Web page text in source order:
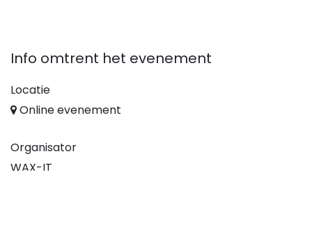
Info omtrent het evenement
Locatie
Online evenement
Organisator
WAX-IT